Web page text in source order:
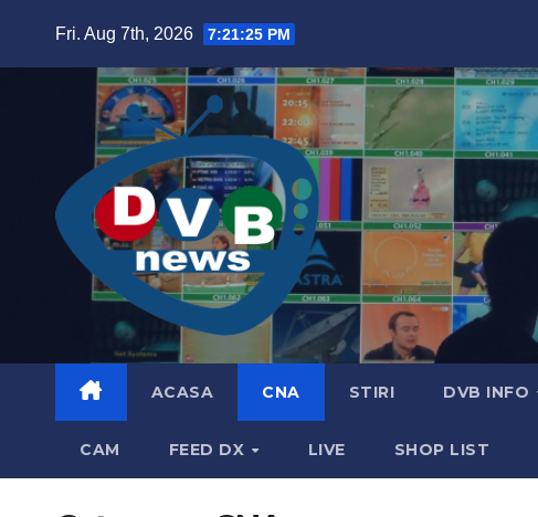
Fri. Aug 7th, 2026 7:21:26 PM
ACASA CNA STIRI DVB INFO
CAM FEED DX LIVE SHOP LIST